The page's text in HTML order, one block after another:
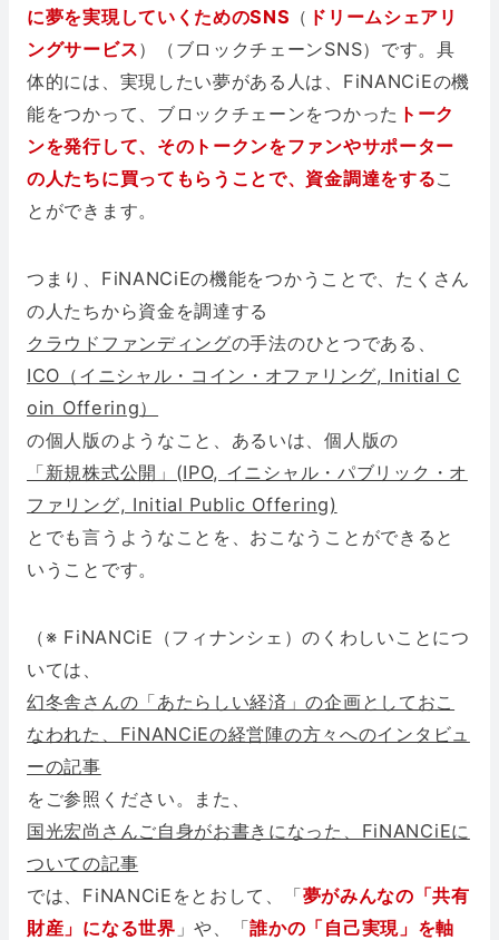
に夢を実現していくためのSNS （ ドリームシェアリ
ングサービス）（ブロックチェーンSNS）です。具
体的には、実現したい夢がある人は、FiNANCiEの機
能をつかって、ブロックチェーンをつかった トーク
ンを発行して、そのトークンをファンやサポーター
の人たちに買ってもらうことで、資金調達をするこ
とができます。
つまり、FiNANCiEの機能をつかうことで、たくさん
の人たちから資金を調達する
クラウドファンディングの手法のひとつである、
ICO（イニシャル・コイン・オファリング, Initial C
oin Offering）
の個人版のようなこと、あるいは、個人版の
「新規株式公開」(IPO, イニシャル・パブリック・オ
ファリング, Initial Public Offering)
とでも言うようなことを、おこなうことができると
いうことです。
（※ FiNANCiE（フィナンシェ）のくわしいことにつ
いては、
幻冬舎さんの「あたらしい経済」の企画としておこ
なわれた、FiNANCiEの経営陣の方々へのインタビュ
ーの記事
をご参照ください。また、
国光宏尚さんご自身がお書きになった、FiNANCiEに
ついての記事
では、FiNANCiEをとおして、「夢がみんなの「共有
財産」になる世界 」や、「誰かの「自己実現」を軸